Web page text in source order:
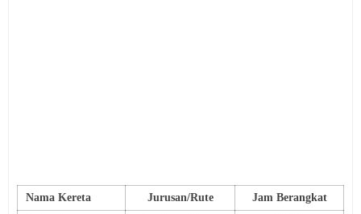
Nama Kereta Jurusan/Rute Jam Berangkat